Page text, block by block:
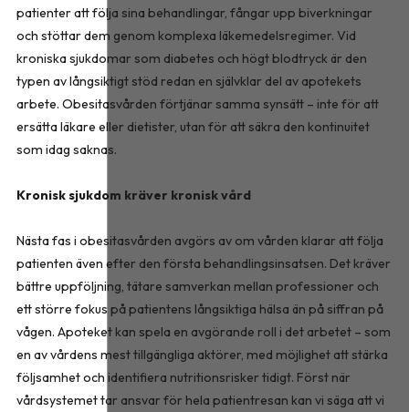
patienter att följa sina behandlingar, fångar upp biverkningar
och stöttar dem genom komplexa läkemedelsregimer. Vid
kroniska sjukdomar som diabetes och högt blodtryck är den
typen av långsiktigt stöd redan en självklar del av apotekets
arbete. Obesitasvården förtjänar samma synsätt – inte för att
ersätta läkare eller dietister, utan för att säkra den kontinuitet
som idag saknas.
Kronisk sjukdom kräver kronisk vård
Nästa fas i obesitasvården avgörs av om vården klarar att följa
patienten även efter den första behandlingsinsatsen. Det kräver
bättre uppföljning, tätare samverkan mellan professioner och
ett större fokus på patientens långsiktiga hälsa än på siffran på
vågen. Apoteket kan spela en avgörande roll i det arbetet – som
en av vårdens mest tillgängliga aktörer, med möjlighet att stärka
följsamhet och identifiera nutritionsrisker tidigt. Först när
vårdsystemet tar ansvar för hela patientresan kan vi säga att vi